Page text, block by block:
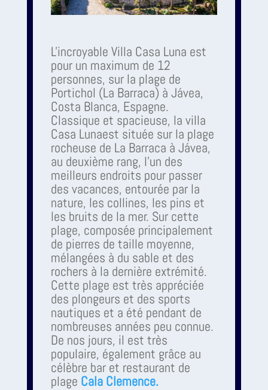
L'incroyable Villa Casa Luna est
pour un maximum de 12
personnes, sur la plage de
Portichol (La Barraca) à Jávea,
Costa Blanca, Espagne.
Classique et spacieuse, la villa
Casa Lunaest située sur la plage
rocheuse de La Barraca à Jávea,
au deuxième rang, l'un des
meilleurs endroits pour passer
des vacances, entourée par la
nature, les collines, les pins et
les bruits de la mer. Sur cette
plage, composée principalement
de pierres de taille moyenne,
mélangées à du sable et des
rochers à la dernière extrémité.
Cette plage est très appréciée
des plongeurs et des sports
nautiques et a été pendant de
nombreuses années peu connue.
De nos jours, il est très
populaire, également grâce au
célèbre bar et restaurant de
plage Cala Clemence.